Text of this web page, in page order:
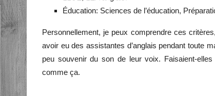
Éducation: Sciences de l’éducation,
Personnellement, je peux comprendre ces
avoir eu des assistantes d’anglais pendant toute
peu souvenir du son de leur voix. Faisaient-
comme ça.